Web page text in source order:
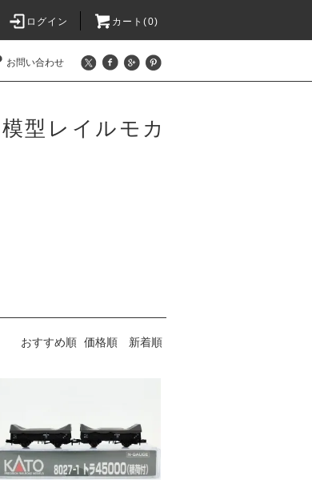
ログイン カート(0)
お問い合わせ
型レイルモカ
おすすめ順 価格順 新着順